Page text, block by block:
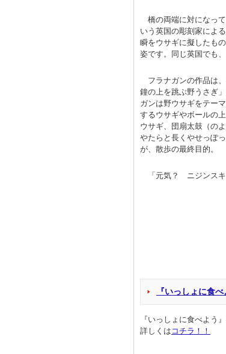
橋の両端に対になっ
いう英国の彫刻家によ
瞬をウサギに擬したも
姿です。同じ英国でも
フラナガンの作品は
鐘の上を跳ぶ野うさぎ
ガンは野ウサギをテー
するウサギやボールの
ウサギ、団扇太鼓（の
やたらと長くやせっぽ
が、散歩の最終目的。
「元気？ ニジンスキ
『いっしょに食
『いっしょに食べよう
詳しくは コチラ！！